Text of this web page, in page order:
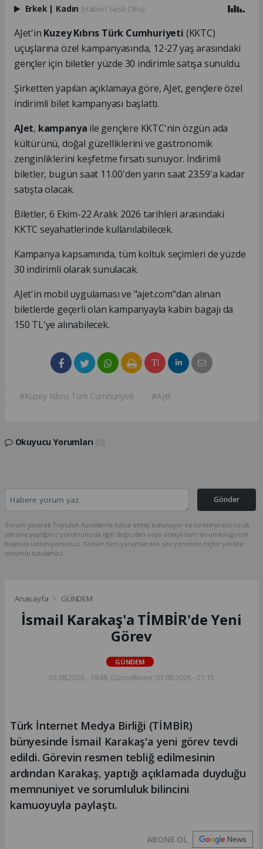
Erkek | Kadın (Haberi Sesli Oku)
AJet'in Kuzey Kıbrıs Türk Cumhuriyeti (KKTC)
uçuşlarına özel kampanyasında, 12-27 yaş arasındaki
gençler için biletler yüzde 30 indirimle satışa sunuldu.
Şirketten yapılan açıklamaya göre, AJet, gençlere özel
indirimli bilet kampanyası başlattı.
AJet, kampanya ile gençlere KKTC'nin özgün ada
kültürünü, doğal güzelliklerini ve gastronomik
zenginliklerini keşfetme fırsatı sunuyor. İndirimli
biletler, bugün saat 11.00'den yarın saat 23.59'a kadar
satışta olacak.
Biletler, 6 Ekim-22 Aralık 2026 tarihleri arasındaki
KKTC seyahatlerinde kullanılabilecek.
Kampanya kapsamında, tüm koltuk seçimleri de yüzde
30 indirimli olarak sunulacak.
AJet'in mobil uygulaması ve "ajet.com"dan alınan
biletlerde geçerli olan kampanyayla kabin bagajı da
150 TL'ye alınabilecek.
#Kuzey Kıbrıs Türk Cumhuriyeti #Ajet
Okuyucu Yorumları (0)
Gönder
Yorum yazarak Topluluk Kuralları’nı kabul etmiş bulunuyor ve turkishpress.co.uk
sitesine yaptığınız yorumunuzla ilgili doğrudan veya dolaylı tüm sorumluluğu tek
başınıza üstleniyorsunuz. Yazılan tüm yorumlardan site yönetimi hiçbir şekilde
sorumlu tutulamaz.
Anasayfa GÜNDEM
İsmail Karakaş'a TİMBİR'de Yeni
Görev
GÜNDEM
03.08.2026 - 19:48, Güncelleme: 03.08.2026 - 21:15
Türk İnternet Medya Birliği (TİMBİR)
bünyesinde İsmail Karakaş'a yeni görev tevdi
edildi. Görevin resmen tebliğ edilmesinin
ardından Karakaş, yaptığı açıklamada duyduğu
memnuniyet ve sorumluluk bilincini
kamuoyuyla paylaştı.
ABONE OL